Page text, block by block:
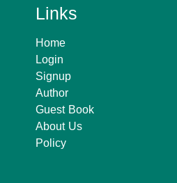
Links
Home
Login
Signup
Author
Guest Book
About Us
Policy